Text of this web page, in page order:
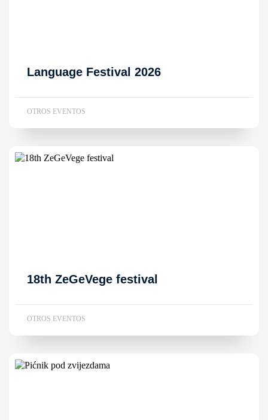
Language Festival 2026
OTROS EVENTOS
18th ZeGeVege festival
OTROS EVENTOS